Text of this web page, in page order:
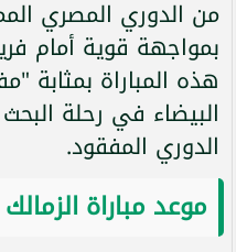
من الدوري المصري
بمواجهة قوية أمام
هذه المباراة بمثابة
البيضاء في رحلة
الدوري المفقود.
موعد مباراة